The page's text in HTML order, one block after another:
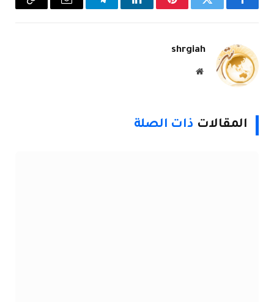
فيسبوكتويتر بينتيريستلينكدإن تيلقرام البريد
Copy
shrgiah
موقع
المقالات ذات الصلة